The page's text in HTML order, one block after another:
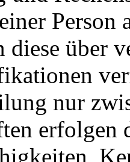
Person
diese über
nur
erfolgen